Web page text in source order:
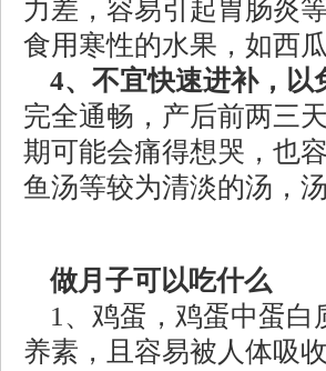
力差，容易引起胃肠炎
食用寒性的水果，如西瓜
4、不宜快速进补，以
完全通畅，产后前两三
期可能会痛得想哭，也
鱼汤等较为清淡的汤，
做月子可以吃什么
1、鸡蛋，鸡蛋中蛋白
养素，且容易被人体吸